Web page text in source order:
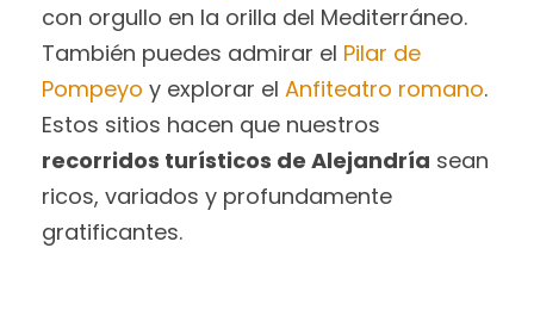
con orgullo en la orilla del Mediterráneo.
También puedes admirar el Pilar de
Pompeyo y explorar el Anfiteatro romano.
Estos sitios hacen que nuestros
recorridos turísticos de Alejandría sean
ricos, variados y profundamente
gratificantes.